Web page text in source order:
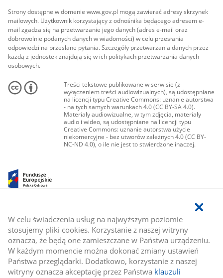
W celu świadczenia usług na najwyższym poziomie
stosujemy pliki cookies. Korzystanie z naszej witryny
oznacza, że będą one zamieszczane w Państwa urządzeniu.
W każdym momencie można dokonać zmiany ustawień
Państwa przeglądarki. Dodatkowo, korzystanie z naszej
witryny oznacza akceptację przez Państwa klauzuli
Strony dostępne w domenie www.gov.pl mogą zawierać adresy skrzynek
mailowych. Użytkownik korzystający z odnośnika będącego adresem e-
mail zgadza się na przetwarzanie jego danych (adres e-mail oraz
dobrowolnie podanych danych w wiadomości) w celu przesłania
odpowiedzi na przesłane pytania. Szczegóły przetwarzania danych przez
każdą z jednostek znajdują się w ich politykach przetwarzania danych
osobowych.
Treści tekstowe publikowane w serwisie (z
wyłączeniem treści audiowizualnych), są udostępniane
na licencji typu Creative Commons: uznanie autorstwa
- na tych samych warunkach 4.0 (CC BY-SA 4.0).
Materiały audiowizualne, w tym zdjęcia, materiały
audio i wideo, są udostępniane na licencji typu
Creative Commons: uznanie autorstwa użycie
niekomercyjne - bez utworów zależnych 4.0 (CC BY-
NC-ND 4.0), o ile nie jest to stwierdzone inaczej.